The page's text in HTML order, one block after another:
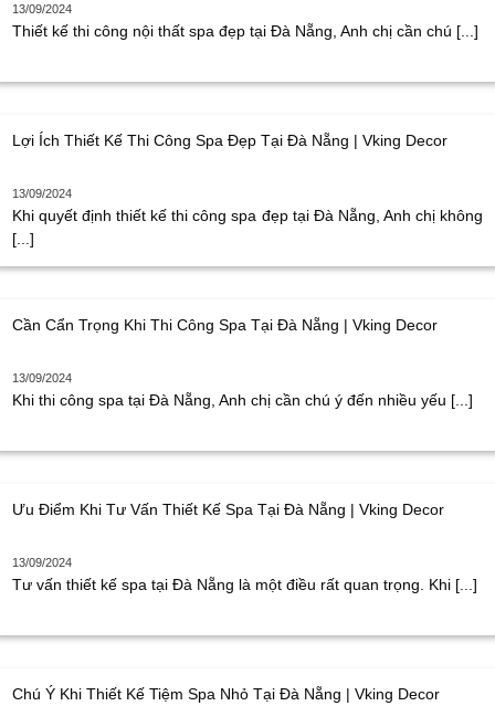
13/09/2024
Thiết kế thi công nội thất spa đẹp tại Đà Nẵng, Anh chị cần chú [...]
Lợi Ích Thiết Kế Thi Công Spa Đẹp Tại Đà Nẵng | Vking Decor
13/09/2024
Khi quyết định thiết kế thi công spa đẹp tại Đà Nẵng, Anh chị không
[...]
Cần Cẩn Trọng Khi Thi Công Spa Tại Đà Nẵng | Vking Decor
13/09/2024
Khi thi công spa tại Đà Nẵng, Anh chị cần chú ý đến nhiều yếu [...]
Ưu Điểm Khi Tư Vấn Thiết Kế Spa Tại Đà Nẵng | Vking Decor
13/09/2024
Tư vấn thiết kế spa tại Đà Nẵng là một điều rất quan trọng. Khi [...]
Chú Ý Khi Thiết Kế Tiệm Spa Nhỏ Tại Đà Nẵng | Vking Decor